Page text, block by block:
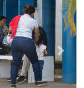
Next